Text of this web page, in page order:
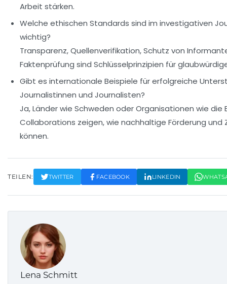
Arbeit stärken.
Welche ethischen Standards sind im investigativen
wichtig?
Transparenz, Quellenverifikation, Schutz von
Faktenprüfung sind Schlüsselprinzipien für
Gibt es internationale Beispiele für erfolgreiche
Journalistinnen und Journalisten?
Ja, Länder wie Schweden oder Organisationen wie die
Collaborations zeigen, wie nachhaltige Förderung und
können.
TEILEN: TWITTER FACEBOOK LINKEDIN
Lena Schmitt